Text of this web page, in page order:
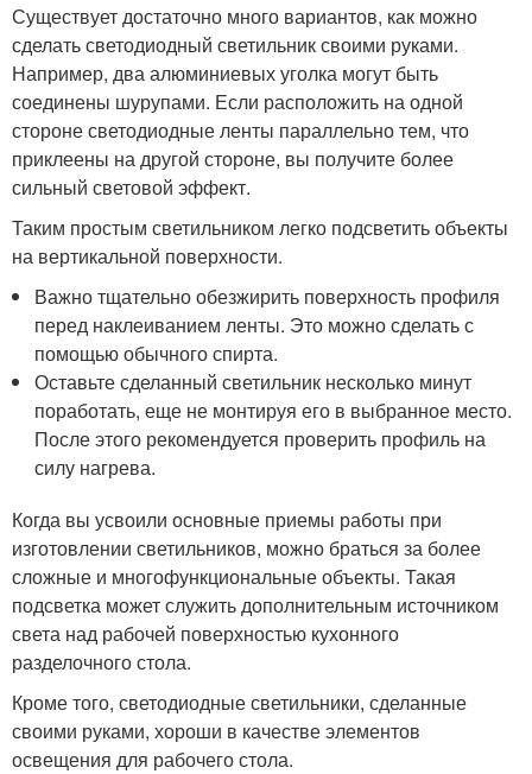
Существует достаточно много вариантов, как можно
сделать светодиодный светильник своими руками.
Например, два алюминиевых уголка могут быть
соединены шурупами. Если расположить на одной
стороне светодиодные ленты параллельно тем, что
приклеены на другой стороне, вы получите более
сильный световой эффект.
Таким простым светильником легко подсветить объекты
на вертикальной поверхности.
Важно тщательно обезжирить поверхность профиля
перед наклеиванием ленты. Это можно сделать с
помощью обычного спирта.
Оставьте сделанный светильник несколько минут
поработать, еще не монтируя его в выбранное место.
После этого рекомендуется проверить профиль на
силу нагрева.
Когда вы усвоили основные приемы работы при
изготовлении светильников, можно браться за более
сложные и многофункциональные объекты. Такая
подсветка может служить дополнительным источником
света над рабочей поверхностью кухонного
разделочного стола.
Кроме того, светодиодные светильники, сделанные
своими руками, хороши в качестве элементов
освещения для рабочего стола.